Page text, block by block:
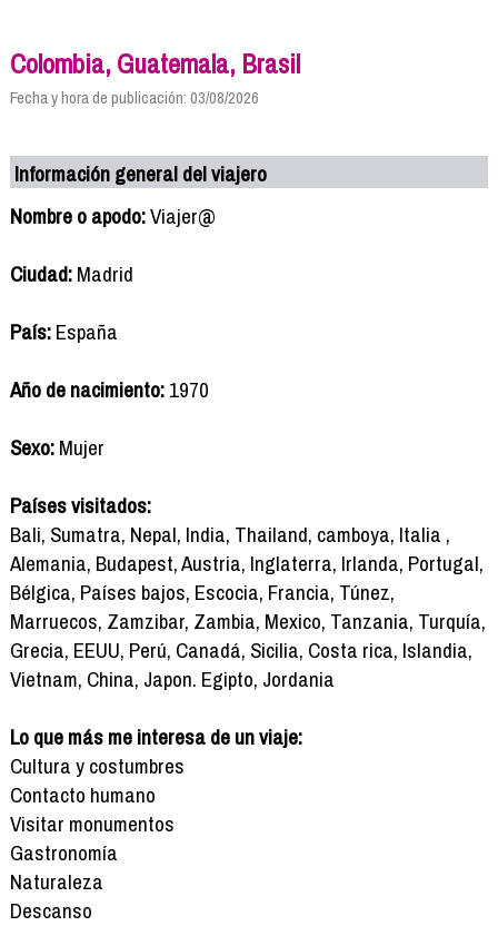
Colombia, Guatemala, Brasil
Fecha y hora de publicación: 03/08/2026
Información general del viajero
Nombre o apodo:Viajer@
Ciudad:Madrid
País:España
Año de nacimiento:1970
Sexo:Mujer
Países visitados:
Bali, Sumatra, Nepal, India, Thailand, camboya, Italia ,
Alemania, Budapest, Austria, Inglaterra, Irlanda, Portugal,
Bélgica, Países bajos, Escocia, Francia, Túnez,
Marruecos, Zamzibar, Zambia, Mexico, Tanzania, Turquía,
Grecia, EEUU, Perú, Canadá, Sicilia, Costa rica, Islandia,
Vietnam, China, Japon. Egipto, Jordania
Lo que más me interesa de un viaje:
Cultura y costumbres
Contacto humano
Visitar monumentos
Gastronomía
Naturaleza
Descanso